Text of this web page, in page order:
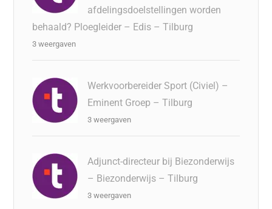
afdelingsdoelstellingen worden
behaald? Ploegleider – Edis – Tilburg
3 weergaven
Werkvoorbereider Sport (Civiel) –
Eminent Groep – Tilburg
3 weergaven
Adjunct-directeur bij Biezonderwijs
– Biezonderwijs – Tilburg
3 weergaven